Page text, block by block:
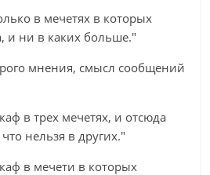
в мечетях в которых
и ни в каких больше."
мнения, смысл сообщений
в трех мечетях, и отсюда
нельзя в других."
в мечети в которых